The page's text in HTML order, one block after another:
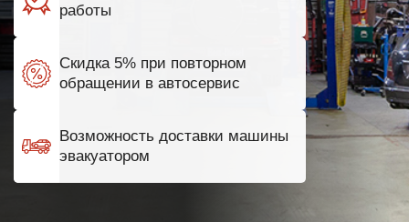
работы
Скидка 5% при повторном
обращении в автосервис
Возможность доставки машины
эвакуатором